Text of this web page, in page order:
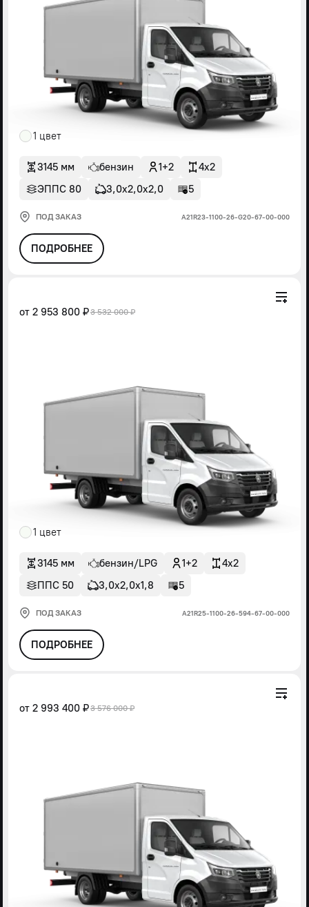
1 цвет
3145 мм бензин 1+2
4x2
ЭППС 80
3,0х2,0х2,0 5
ПОД ЗАКАЗ А21R23-1100-26-G20-67-00-000
ПОДРОБНЕЕ
от 2 953 800 ₽3 532 000 ₽
1 цвет
3145 мм бензин/LPG 1+2
4x2
ППС 50
3,0х2,0х1,8 5
ПОД ЗАКАЗ А21R25-1100-26-594-67-00-000
ПОДРОБНЕЕ
от 2 993 400 ₽3 576 000 ₽